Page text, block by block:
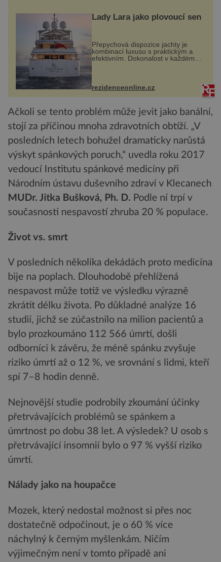
Lady Lara jako plovoucí sen
Přepychová dispozice jachty je
kombinací luxusu s praktickým a
efektivním. Dokonalost v každém
detailu představuje značka Fendi
Casa, kterou byly vybaveny její
paluby. Monacký přístav nabízí
každoročn...
rezidenceonline.cz
Ačkoli se tento problém může jevit jako banální,
stojí za příčinou mnoha zdravotních obtíží. „V
posledních letech bohužel dramaticky narůstá
výskyt spánkových poruch,“ uvedla roku 2017
vedoucí Institutu spánkové medicíny při
Národním ústavu duševního zdraví v Klecanech
MUDr. Jitka Bušková, Ph. D. Podle ní trpí v
současnosti nespavostí zhruba 20 % populace.
Život vs. smrt
V posledních několika dekádách proto medicína
bije na poplach. Dlouhodobě přehlížená
nespavost může totiž ve výsledku výrazně
zkrátit délku života. Po důkladné analýze 16
studií, jichž se zúčastnilo na milion pacientů a
bylo prozkoumáno 112 566 úmrtí, došli
odborníci k závěru, že méně spánku zvyšuje
riziko úmrtí až o 12 %, ve srovnání s lidmi, kteří
spí 7–8 hodin denně.
Nejnovější studie podrobily zkoumání účinky
přetrvávajících problémů se spánkem a
úmrtnost po dobu 38 let. A výsledek? U osob s
přetrvávající insomnií bylo o 97 % vyšší riziko
úmrtí.
Nálady jako na houpačce
Mozek, který nedostal možnost si přes noc
dostatečně odpočinout, je o 60 % více
náchylný k černým myšlenkám. Ničím
výjimečným není v tomto případě ani